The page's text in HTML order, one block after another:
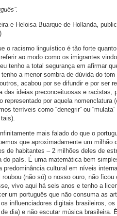
e Heloisa Buarque de Hollanda,
o racismo linguístico é tão forte
ao modo como os imigrantes
tenho a total segurança em afirmar
a menor sombra de dúvida do tom
acabou por se difundir e por ser
das ideias preconceituosas e racistas,
representado por aquela nomenclatura
terríveis como “denegrir” ou “mulata”
mais falado do que o
que aproximadamente um milhão
de habitantes – 2 milhões deles de
país. É uma matemática bem
cultural em níveis
(não só) o nosso ouro, não ficou
vivo aqui há seis anos e tenho a
um português que não consuma as
influenciadores digitais brasileiros, os
dia) e não escutar música brasileira.